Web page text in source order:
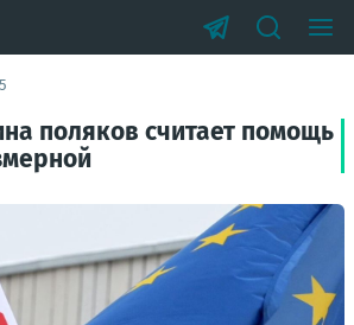
поляков считает помощь